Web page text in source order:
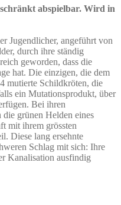
abspielbar. Wird in
Jugendlicher, angeführt von
durch ihre ständig
geworden, dass die
hat. Die einzigen, die dem
mutierte Schildkröten, die
ein Mutationsprodukt, über
Bei ihren
grünen Helden eines
mit ihrem grössten
Diese lang ersehnte
Schlag mit sich: Ihre
Kanalisation ausfindig